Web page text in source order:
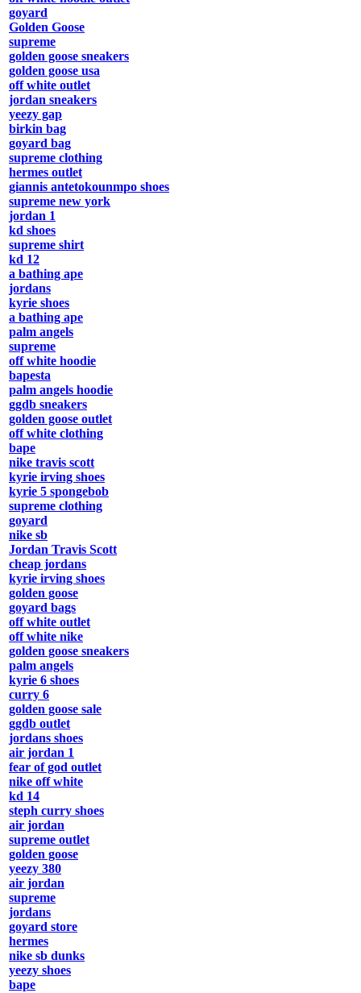
goyard
Golden Goose
supreme
golden goose sneakers
golden goose usa
off white outlet
jordan sneakers
yeezy gap
birkin bag
goyard bag
supreme clothing
hermes outlet
giannis antetokounmpo shoes
supreme new york
jordan 1
kd shoes
supreme shirt
kd 12
a bathing ape
jordans
kyrie shoes
a bathing ape
palm angels
supreme
off white hoodie
bapesta
palm angels hoodie
ggdb sneakers
golden goose outlet
off white clothing
bape
nike travis scott
kyrie irving shoes
kyrie 5 spongebob
supreme clothing
goyard
nike sb
Jordan Travis Scott
cheap jordans
kyrie irving shoes
golden goose
goyard bags
off white outlet
off white nike
golden goose sneakers
palm angels
kyrie 6 shoes
curry 6
golden goose sale
ggdb outlet
jordans shoes
air jordan 1
fear of god outlet
nike off white
kd 14
steph curry shoes
air jordan
supreme outlet
golden goose
yeezy 380
air jordan
supreme
jordans
goyard store
hermes
nike sb dunks
yeezy shoes
bape